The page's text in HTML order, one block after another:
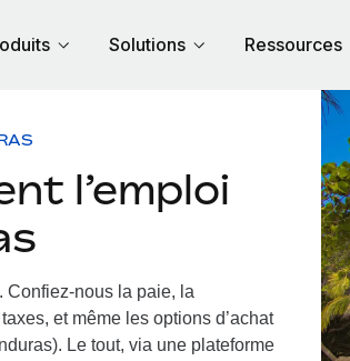
Solutions Ressources
l’emploi
Confiez-nous la paie, la
et même les options d’achat
Le tout, via une plateforme